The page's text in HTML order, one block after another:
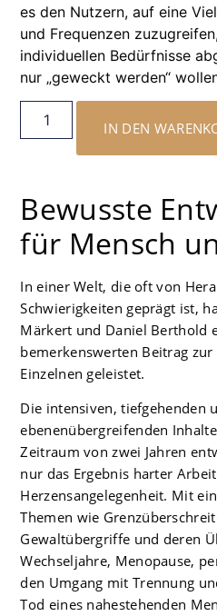
es den Nutzern, auf eine
und Frequenzen
individuellen Bedürfnisse
nur „geweckt werden“
IN DEN
Bewusste
für Mensch
In einer Welt, die oft von
Schwierigkeiten geprägt ist,
Märkert und Daniel Berthold
bemerkenswerten Beitrag
Einzelnen geleistet.
Die intensiven, tiefgehenden
ebenenübergreifenden
Zeitraum von zwei Jahren
nur das Ergebnis harter
Herzensangelegenheit. Mit
Themen wie
Gewaltübergriffe und deren
Wechseljahre, Menopause,
den Umgang mit Trennung
Tod eines nahestehenden